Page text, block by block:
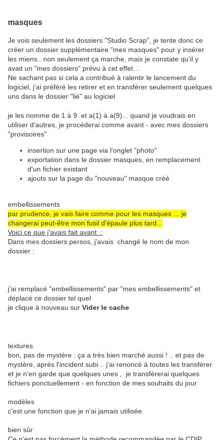
masques
Je vois seulement les dossiers "Studio Scrap", je tente donc ce
créer un dossier supplémentaire "mes masques" pour y insérer
les miens.. non seulement ça marche, mais je constate qu'il y
avait un "mes dossiers" prévu à cet effet...
Ne sachant pas si cela a contribué à ralentir le lancement du
logiciel, j'ai préféré les retirer et en transférer seulement quelques
uns dans le dossier "lié" au logiciel
je les nomme de 1 à 9 et a(1) à a(9)... quand je voudrais en
utiliser d'autres, je procéderai comme avant - avec mes dossiers
"provisoires"
insertion sur une page via l'onglet "photo"
exportation dans le dossier masques, en remplacement
d'un fichier existant
ajouts sur la page du "nouveau" masque créé
embellissements
par prudence, je vais faire comme pour les masques ... je
changerai peut-être mon fusil d'épaule plus tard...
Voici ce que j'avais fait avant :
Dans mes dossiers persos, j'avais changé le nom de mon
dossier :
j'ai remplacé "embellissements" par "mes embellissements" et
déplacé ce dossier tel quel
je clique à nouveau sur Vider le cache
textures
bon, pas de mystère : ça a très bien marché aussi ! .. et pas de
mystère, après l'incident subi .. j'ai renoncé à toutes les transférer
et je n'en garde que quelques unes , je transfèrerai quelques
fichiers ponctuellement - en fonction de mes souhaits du jour
modèles
c'est une fonction que je n'ai jamais utilisée
bien sûr